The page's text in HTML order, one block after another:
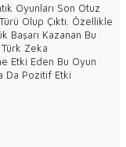
Oyunları Son Otuz
Olup Çıktı. Özellikle
Başarı Kazanan Bu
Zeka
Etki Eden Bu Oyun
Da Pozitif Etki